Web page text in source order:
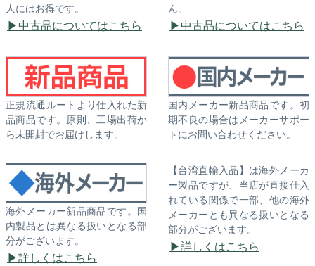
人にはお得です。
中古品についてはこちら
ん。
中古品についてはこちら
正規流通ルートより仕入れた新
品商品です。原則、工場出荷か
ら未開封でお届けします。
国内メーカー新品商品です。初
期不良の場合はメーカーサポー
トにお問い合わせください。
海外メーカー新品商品です。国
内製品とは異なる扱いとなる部
分がございます。
詳しくはこちら
【台湾直輸入品】は海外メーカ
ー製品ですが、当店が直接仕入
れている関係で一部、他の海外
メーカーとも異なる扱いとなる
部分がございます。
詳しくはこちら